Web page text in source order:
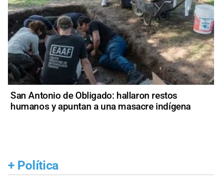
San Antonio de Obligado: hallaron restos
humanos y apuntan a una masacre indígena
+ Política